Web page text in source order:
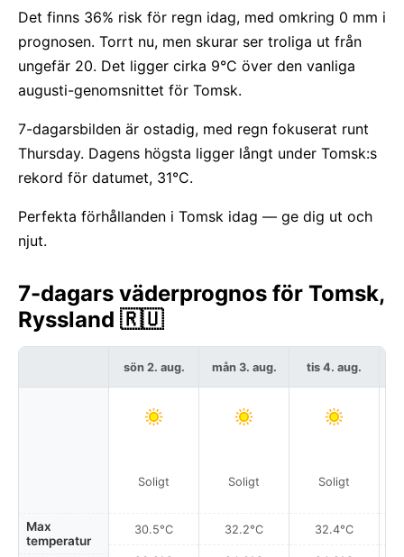
Det finns 36% risk för regn idag, med omkring 0 mm i
prognosen. Torrt nu, men skurar ser troliga ut från
ungefär 20. Det ligger cirka 9°C över den vanliga
augusti-genomsnittet för Tomsk.
7-dagarsbilden är ostadig, med regn fokuserat runt
Thursday. Dagens högsta ligger långt under Tomsk:s
rekord för datumet, 31°C.
Perfekta förhållanden i Tomsk idag — ge dig ut och
njut.
7-dagars väderprognos för Tomsk,
Ryssland 🇷🇺
Max
temperatur
sön 2. aug.
Soligt
30.5°C
mån 3. aug.
Soligt
32.2°C
tis 4. aug.
Soligt
32.4°C